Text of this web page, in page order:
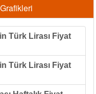
Türk Lirası Fiyat
Türk Lirası Fiyat